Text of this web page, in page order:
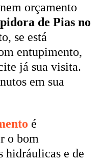
orçamento
de Pias no
se está
entupimento,
já sua visita.
em sua
é
o bom
hidráulicas e de